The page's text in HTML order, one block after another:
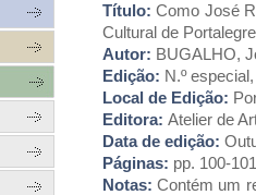
Título:Como José
Cultural de Portalegre
Autor: BUGALHO,
Edição: N.º especial,
Local de Edição:
Editora: Atelier de
Data de edição:
Páginas: pp. 100-101
Notas: Contém um